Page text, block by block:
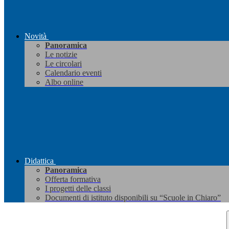
Novità
Panoramica
Le notizie
Le circolari
Calendario eventi
Albo online
Didattica
Panoramica
Offerta formativa
I progetti delle classi
Documenti di istituto disponibili su “Scuole in Chiaro”